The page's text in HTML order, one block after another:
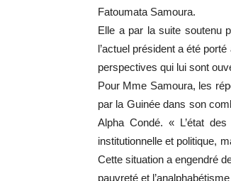
Fatoumata Samoura.
Elle a par la suite soutenu
l’actuel président a été
perspectives qui lui sont
Pour Mme Samoura, les
par la Guinée dans son
Alpha Condé. « L’état
institutionnelle et politique,
Cette situation a engendré
pauvreté et